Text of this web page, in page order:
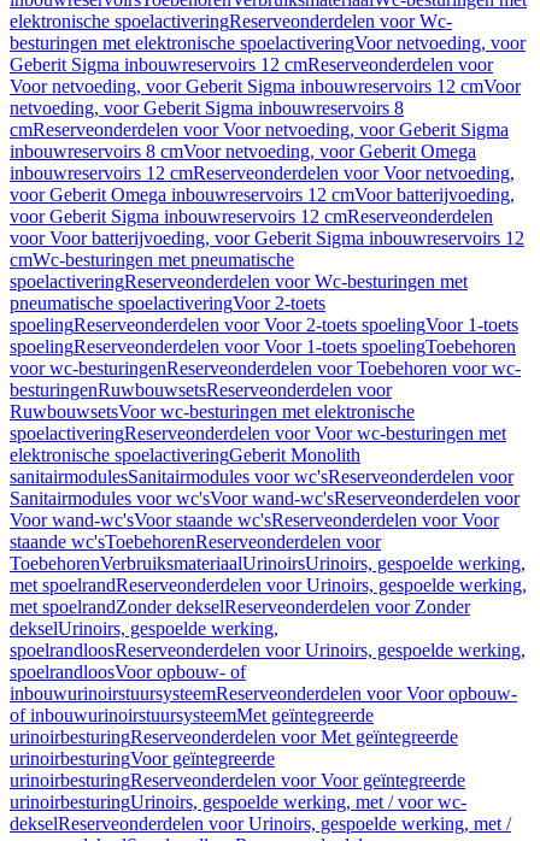
elektronische spoelactiveringReserveonderdelen voor Wc-
besturingen met elektronische spoelactiveringVoor netvoeding, voor
Geberit Sigma inbouwreservoirs 12 cmReserveonderdelen voor
Voor netvoeding, voor Geberit Sigma inbouwreservoirs 12 cmVoor
netvoeding, voor Geberit Sigma inbouwreservoirs 8
cmReserveonderdelen voor Voor netvoeding, voor Geberit Sigma
inbouwreservoirs 8 cmVoor netvoeding, voor Geberit Omega
inbouwreservoirs 12 cmReserveonderdelen voor Voor netvoeding,
voor Geberit Omega inbouwreservoirs 12 cmVoor batterijvoeding,
voor Geberit Sigma inbouwreservoirs 12 cmReserveonderdelen
voor Voor batterijvoeding, voor Geberit Sigma inbouwreservoirs 12
cmWc-besturingen met pneumatische
spoelactiveringReserveonderdelen voor Wc-besturingen met
pneumatische spoelactiveringVoor 2-toets
spoelingReserveonderdelen voor Voor 2-toets spoelingVoor 1-toets
spoelingReserveonderdelen voor Voor 1-toets spoelingToebehoren
voor wc-besturingenReserveonderdelen voor Toebehoren voor wc-
besturingenRuwbouwsetsReserveonderdelen voor
RuwbouwsetsVoor wc-besturingen met elektronische
spoelactiveringReserveonderdelen voor Voor wc-besturingen met
elektronische spoelactiveringGeberit Monolith
sanitairmodulesSanitairmodules voor wc'sReserveonderdelen voor
Sanitairmodules voor wc'sVoor wand-wc'sReserveonderdelen voor
Voor wand-wc'sVoor staande wc'sReserveonderdelen voor Voor
staande wc'sToebehorenReserveonderdelen voor
ToebehorenVerbruiksmateriaalUrinoirsUrinoirs, gespoelde werking,
met spoelrandReserveonderdelen voor Urinoirs, gespoelde werking,
met spoelrandZonder dekselReserveonderdelen voor Zonder
dekselUrinoirs, gespoelde werking,
spoelrandloosReserveonderdelen voor Urinoirs, gespoelde werking,
spoelrandloosVoor opbouw- of
inbouwurinoirstuursysteemReserveonderdelen voor Voor opbouw-
of inbouwurinoirstuursysteemMet geïntegreerde
urinoirbesturingReserveonderdelen voor Met geïntegreerde
urinoirbesturingVoor geïntegreerde
urinoirbesturingReserveonderdelen voor Voor geïntegreerde
urinoirbesturingUrinoirs, gespoelde werking, met / voor wc-
dekselReserveonderdelen voor Urinoirs, gespoelde werking, met /